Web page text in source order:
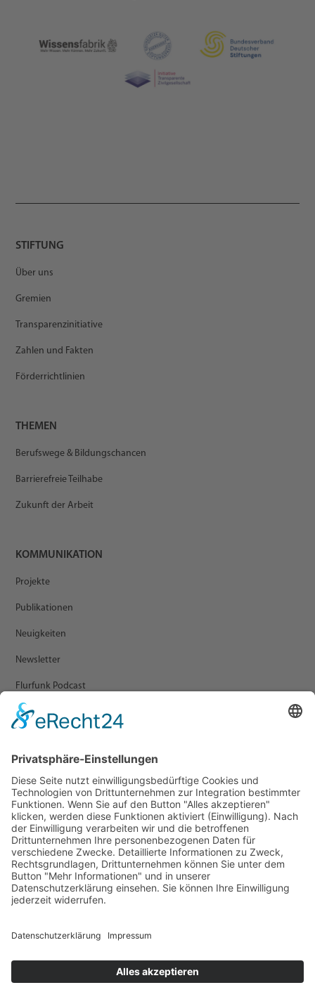
STIFTUNG
Über uns
Gremien
Transparenzinitiative
Zahlen und Fakten
Förderrichtlinien
THEMEN
Berufswege & Bildungschancen
Barrierefreie Teilhabe
Zukunft der Arbeit
KOMMUNIKATION
Projekte
Publikationen
Neuigkeiten
Newsletter
Flurfunk Podcast
Presse
Veranstaltungen
Newsletter Archiv
RECHTLICHES
Impressum
Statement zur Barrierefreiheit